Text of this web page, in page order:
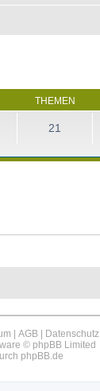
THEMEN
21
| AGB| Datenschutz
© phpBB Limited
phpBB.de